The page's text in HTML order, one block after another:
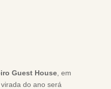
Guest House, em
do ano será